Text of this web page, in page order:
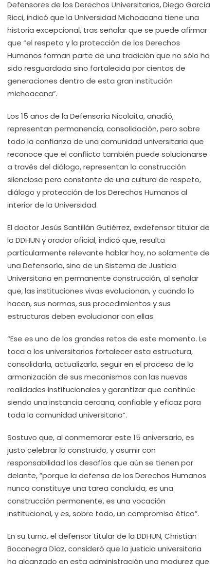
Defensores de los Derechos Universitarios, Diego García
Ricci, indicó que la Universidad Michoacana tiene una
historia excepcional, tras señalar que se puede afirmar
que “el respeto y la protección de los Derechos
Humanos forman parte de una tradición que no sólo ha
sido resguardada sino fortalecida por cientos de
generaciones dentro de esta gran institución
michoacana”.
Los 15 años de la Defensoría Nicolaita, añadió,
representan permanencia, consolidación, pero sobre
todo la confianza de una comunidad universitaria que
reconoce que el conflicto también puede solucionarse
a través del diálogo, representan la construcción
silenciosa pero constante de una cultura de respeto,
diálogo y protección de los Derechos Humanos al
interior de la Universidad.
El doctor Jesús Santillán Gutiérrez, exdefensor titular de
la DDHUN y orador oficial, indicó que, resulta
particularmente relevante hablar hoy, no solamente de
una Defensoría, sino de un Sistema de Justicia
Universitaria en permanente construcción, al señalar
que, las instituciones vivas evolucionan, y cuando lo
hacen, sus normas, sus procedimientos y sus
estructuras deben evolucionar con ellas.
“Ese es uno de los grandes retos de este momento. Le
toca a los universitarios fortalecer esta estructura,
consolidarla, actualizarla, seguir en el proceso de la
armonización de sus mecanismos con las nuevas
realidades institucionales y garantizar que continúe
siendo una instancia cercana, confiable y eficaz para
toda la comunidad universitaria”.
Sostuvo que, al conmemorar este 15 aniversario, es
justo celebrar lo construido, y asumir con
responsabilidad los desafíos que aún se tienen por
delante, “porque la defensa de los Derechos Humanos
nunca constituye una tarea concluida, es una
construcción permanente, es una vocación
institucional, y es, sobre todo, un compromiso ético”.
En su turno, el defensor titular de la DDHUN, Christian
Bocanegra Díaz, consideró que la justicia universitaria
ha alcanzado en esta administración una madurez que